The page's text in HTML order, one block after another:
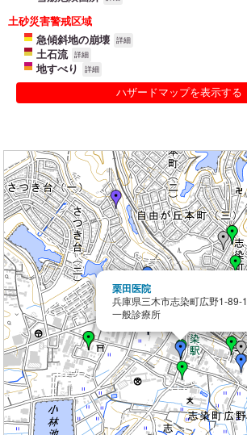
土砂災害警戒区域
急傾斜地の崩壊
詳細
土石流 詳細
地すべり 詳細
ハザードマップを表示する
栗田医院
兵庫県三木市志染町広野1-89-1
一般診療所